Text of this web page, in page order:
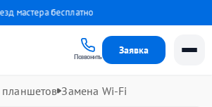
бесплатно
Позвонить
Заявка
планшетов Замена Wi-Fi